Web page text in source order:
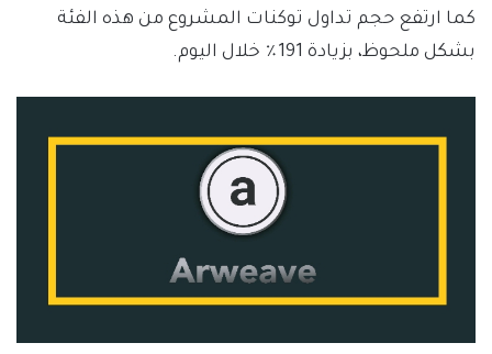
كما ارتفع حجم تداول توكنات المشروع من هذه الفئة
بشكل ملحوظ، بزيادة 191٪ خلال اليوم.